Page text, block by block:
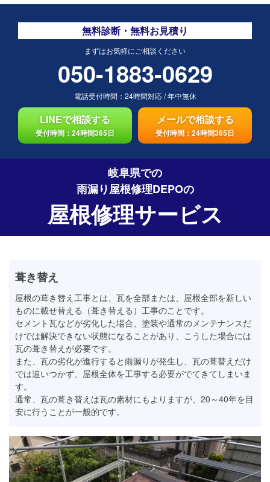
無料診断・無料お見積り
まずはお気軽にご相談ください
050-1883-0629
電話受付時間： 24時間対応/年中無休
LINEで相談する
受付時間：24時間365日
メールで相談する
受付時間：24時間365日
岐阜県での
雨漏り屋根修理DEPOの
屋根修理サービス
葺き替え
屋根の葺き替え工事とは、瓦を全部または、屋根全部を新しい
ものに載せ替える（葺き替える）工事のことです。
セメント瓦などが劣化した場合、塗装や通常のメンテナンスだ
けでは解決できない状態になることがあり、こうした場合には
瓦の葺き替えが必要です。
また、瓦の劣化が進行すると雨漏りが発生し、瓦の葺替えだけ
では追いつかず、屋根全体を工事する必要がでてきてしまいま
す。
通常、瓦の葺き替えは瓦の素材にもよりますが、20～40年を目
安に行うことが一般的です。